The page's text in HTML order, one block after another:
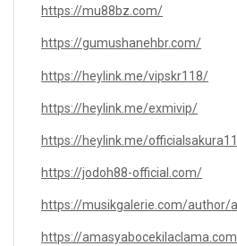
https://mu88bz.com/
https://gumushanehbr.com/
https://heylink.me/vipskr118/
https://heylink.me/exmivip/
https://heylink.me/
https://jodoh88-official.com/
https://musikgalerie.com/author/
https://